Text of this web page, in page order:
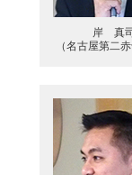
岸 真
（名古屋第二